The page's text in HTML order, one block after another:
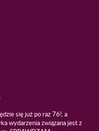
się już po raz 76!, a
wydarzenia związana jest z